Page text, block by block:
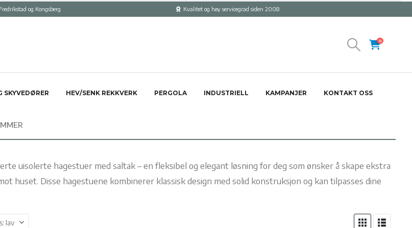
og Kongsberg Kvalitet og høy servicegrad siden 2008
0
SKYVEDØRER HEV/SENK REKKVERK PERGOLA INDUSTRIELL KAMPANJER KONTAKT OSS
uisolerte hagestuer med saltak – en fleksibel og elegant løsning for deg som ønsker å skape ekstra
huset. Disse hagestuene kombinerer klassisk design med solid konstruksjon og kan tilpasses dine